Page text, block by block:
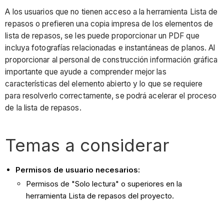
A los usuarios que no tienen acceso a la herramienta Lista de
repasos o prefieren una copia impresa de los elementos de
lista de repasos, se les puede proporcionar un PDF que
incluya fotografías relacionadas e instantáneas de planos. Al
proporcionar al personal de construcción información gráfica
importante que ayude a comprender mejor las
características del elemento abierto y lo que se requiere
para resolverlo correctamente, se podrá acelerar el proceso
de la lista de repasos.
Temas a considerar
Permisos de usuario necesarios:
Permisos de "Solo lectura" o superiores en la
herramienta Lista de repasos del proyecto.